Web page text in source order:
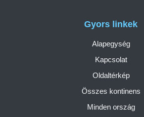
Gyors linkek
Alapegység
Kapcsolat
Oldaltérkép
Összes kontinens
Minden ország